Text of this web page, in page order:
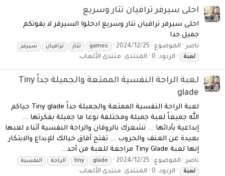
احلى سيرفر ترافيان تتار وسريع
احلى سيرفر ترافيان تتار وسريع ادخلوا السيرفر لا يفوتكم
جميل جدا
ناصر الموضوع 2024/12/25
games تتار ترافيان
سيرفر
لعبة
الردود: 0 المنتدى: منتدى الألعاب
لعبة الراحة النفسية الممتعة والجميلة جداً Tiny
glade
لعبة الراحة النفسية الممتعة والجميلة جداً Tiny glade حياكم
الله جميعاً لعبة جميلة ومختلفة نوعا ما جميلة بفكرتها ...
إبداعية بأدائها ... تشعرك بالروقان والراحة النفسية أثناء لعبها
بعيدة عن العنف والحروب ... تفتح آفاق خيالك للإبداع والابتكار
إنها لعبة Tiny Glade مراجعة للعبة من أحد...
ناصر الموضوع 2024/12/25
glade
tiny الراحة
النفسية
لعبة
الردود: 0 المنتدى: منتدى الألعاب